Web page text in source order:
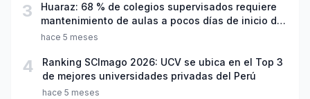
3
Huaraz: 68 % de colegios supervisados requiere
mantenimiento de aulas a pocos días de inicio del
año escolar 2026
hace 5 meses
4
Ranking SCImago 2026: UCV se ubica en el Top 3
de mejores universidades privadas del Perú
hace 5 meses